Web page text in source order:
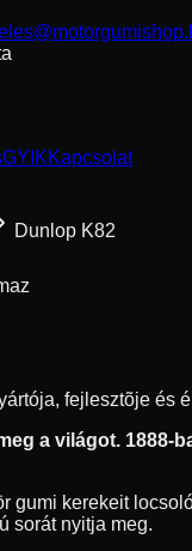
GYIKKapcsolat
Dunlop K82
fejlesztõje és
a világot.
gumi kerekeit
sorát nyitja meg.